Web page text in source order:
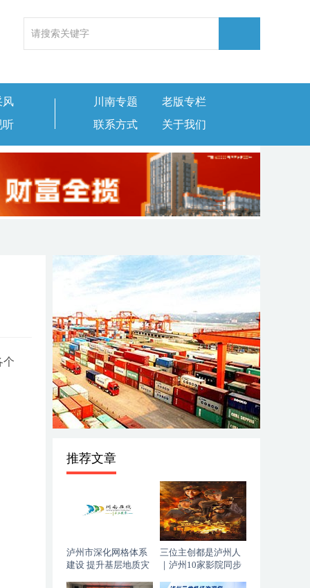
风
听
川南专题
老版专栏
联系方式
关于我们
个
推荐文章
泸州市深化网格体系
建设 提升基层地质灾
三位主创都是泸州人
｜泸州10家影院同步